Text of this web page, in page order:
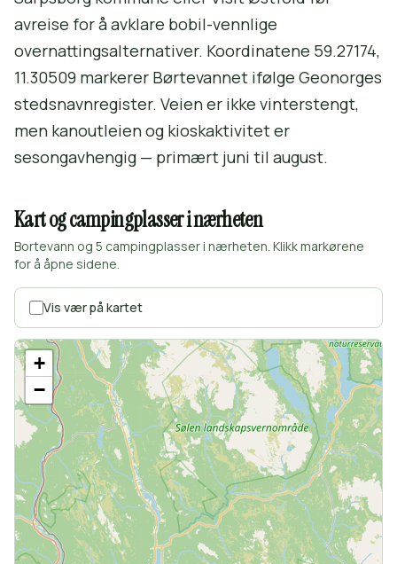
avreise for å avklare bobil-vennlige
overnattingsalternativer. Koordinatene 59.27174,
11.30509 markerer Børtevannet ifølge Geonorges
stedsnavnregister. Veien er ikke vinterstengt,
men kanoutleien og kioskaktivitet er
sesongavhengig — primært juni til august.
Kart og campingplasser i nærheten
Bortevann og 5 campingplasser i nærheten. Klikk markørene
for å åpne sidene.
Vis vær på kartet
+
−